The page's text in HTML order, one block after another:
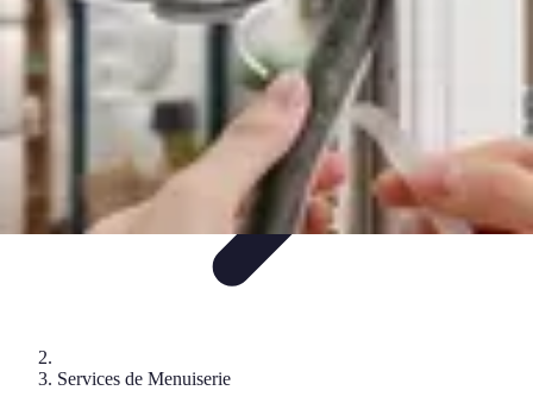
Services de Menuiserie